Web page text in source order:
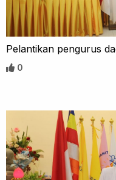
Pelantikan pengurus
0